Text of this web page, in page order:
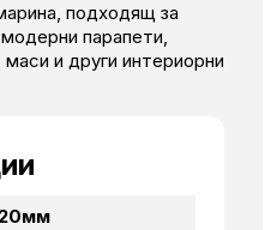
подходящ за
парапети,
и други интериорни